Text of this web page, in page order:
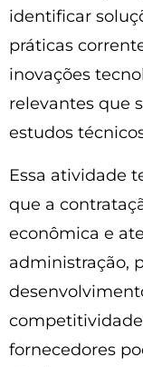
identificar
práticas
inovações
relevantes que
estudos
Essa atividade
que a
econômica e
administração,
fornecedores